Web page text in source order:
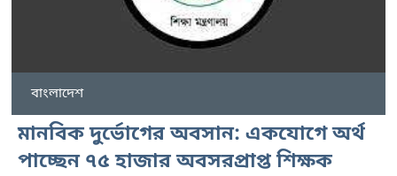
বাংলাদেশ
মানবিক দুর্ভোগের অবসান: একযোগে অর্থ
পাচ্ছেন ৭৫ হাজার অবসরপ্রাপ্ত শিক্ষক